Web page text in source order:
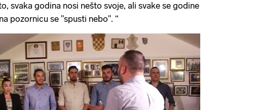
svaka godina nosi nešto svoje, ali svake se godine
pozornicu se ''spusti nebo''. “